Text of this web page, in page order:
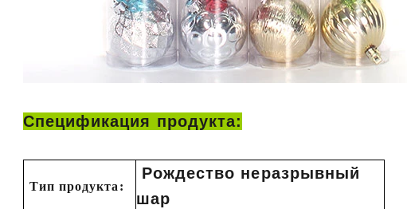
Спецификация продукта:
Тип продукта:
Рождество неразрывный
шар